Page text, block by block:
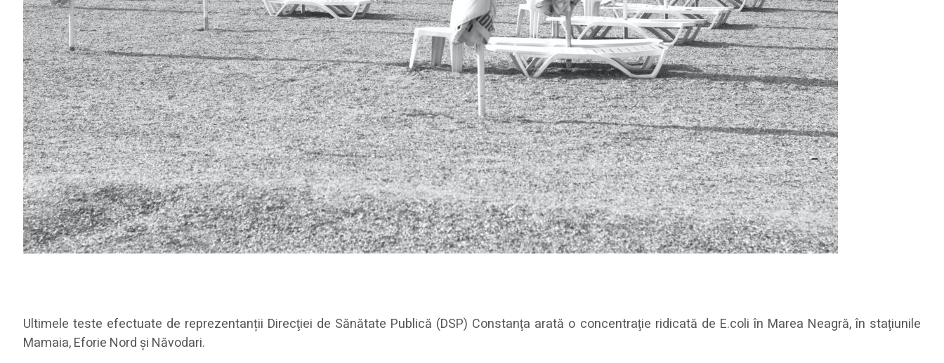
Ultimele teste efectuate de reprezentanții Direcţiei de Sănătate Publică (DSP) Constanţa arată o concentraţie ridicată de E.coli în Marea Neagră, în staţiunile
Mamaia, Eforie Nord şi Năvodari.